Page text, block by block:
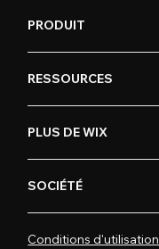
PRODUIT
RESSOURCES
PLUS DE WIX
SOCIÉTÉ
Conditions d'utilisation